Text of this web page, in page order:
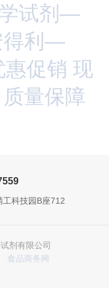
试剂—
得利—
促销 现
量保障
科技园B座712
剂有限公司
食品商务网